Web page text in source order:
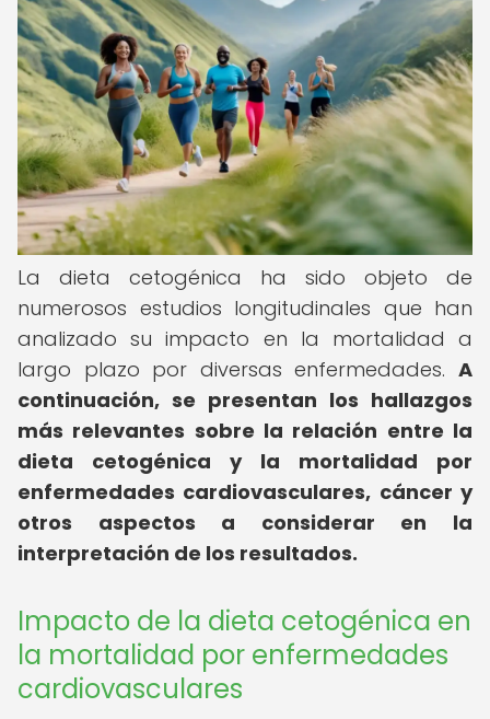
La dieta cetogénica ha sido objeto de
numerosos estudios longitudinales que han
analizado su impacto en la mortalidad a
largo plazo por diversas enfermedades. A
continuación, se presentan los hallazgos
más relevantes sobre la relación entre la
dieta cetogénica y la mortalidad por
enfermedades cardiovasculares, cáncer y
otros aspectos a considerar en la
interpretación de los resultados.
Impacto de la dieta cetogénica en
la mortalidad por enfermedades
cardiovasculares